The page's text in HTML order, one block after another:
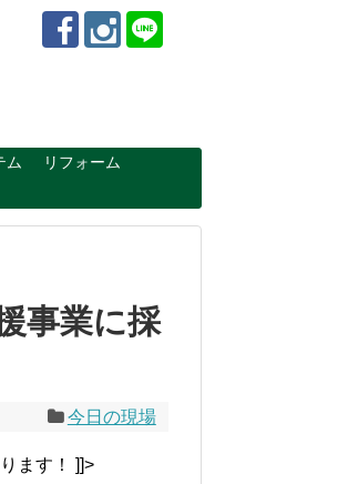
ム
リフォーム
事業に採
今日の現場
ます！ ]]>